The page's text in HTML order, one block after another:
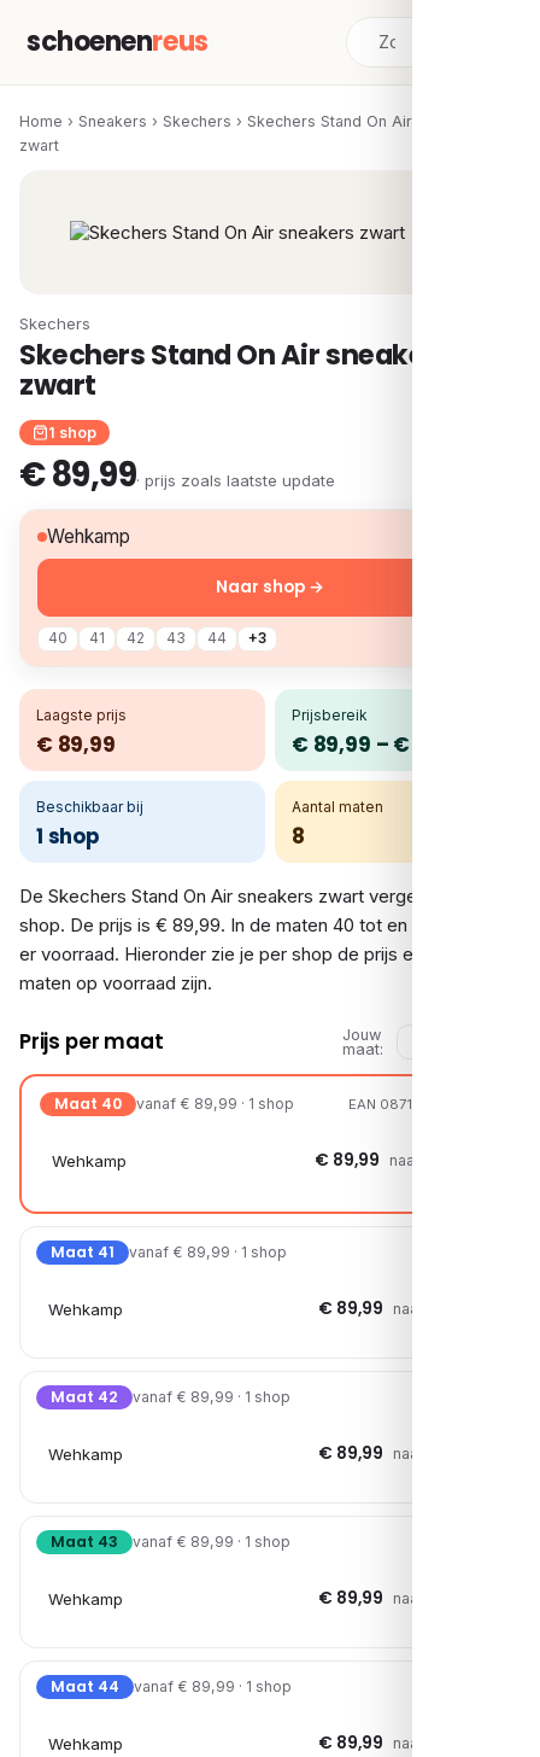
schoenenreus
Home › Sneakers › Skechers › Skechers Stand On Air sneakers
zwart
Skechers
Skechers Stand On Air sneakers
zwart
1 shop
€ 89,99· prijs zoals laatste update
Wehkamp
40 41 42 43 44 +3
Naar shop →
Laagste prijs
€ 89,99
Prijsbereik
€ 89,99 – € 89,99
Beschikbaar bij
1 shop
Aantal maten
8
De Skechers Stand On Air sneakers zwart vergelijk je bij 1
shop. De prijs is € 89,99. In de maten 40 tot en met 48.5 is
er voorraad. Hieronder zie je per shop de prijs en welke
maten op voorraad zijn.
Prijs per maat
Jouw
maat:
Maat 40 vanaf € 89,99 · 1 shop EAN 08719796783326
Wehkamp € 89,99 naar shop →
Maat 41 vanaf € 89,99 · 1 shop
Wehkamp € 89,99 naar shop →
Maat 42 vanaf € 89,99 · 1 shop
Wehkamp € 89,99 naar shop →
Maat 43 vanaf € 89,99 · 1 shop
Wehkamp € 89,99 naar shop →
Maat 44 vanaf € 89,99 · 1 shop
Wehkamp € 89,99 naar shop →